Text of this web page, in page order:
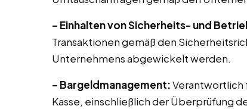
– Einhalten von Sicherheits- und
Transaktionen gemäß den
Unternehmens abgewickelt werden.
– Bargeldmanagement:Verantwortlich
Kasse, einschließlich der Überprüfung